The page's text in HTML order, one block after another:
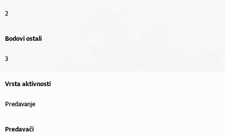
2
Bodovi ostali
3
Vrsta aktivnosti
Predavanje
Predavači